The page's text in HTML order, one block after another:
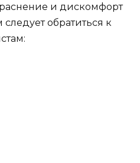
и дискомфорт
обратиться к